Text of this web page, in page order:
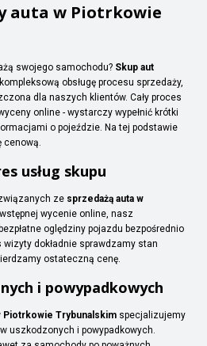
auta w Piotrkowie
swojego samochodu? Skup aut
obsługę procesu sprzedaży,
dla naszych klientów. Cały proces
online - wystarczy wypełnić krótki
o pojeździe. Na tej podstawie
cenową.
usług skupu
ze sprzedażą auta w
wycenie online, nasz
oględziny pojazdu bezpośrednio
dokładnie sprawdzamy stan
ostateczną cenę.
i powypadkowych
Piotrkowie Trybunalskim specjalizujemy
uszkodzonych i powypadkowych.